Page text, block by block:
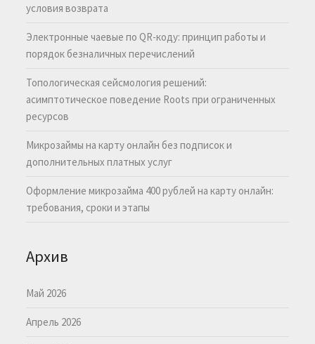
условия возврата
Электронные чаевые по QR-коду: принцип работы и
порядок безналичных перечислений
Топологическая сейсмология решений:
асимптотическое поведение Roots при ограниченных
ресурсов
Микрозаймы на карту онлайн без подписок и
дополнительных платных услуг
Оформление микрозайма 400 рублей на карту онлайн:
требования, сроки и этапы
Архив
Май 2026
Апрель 2026